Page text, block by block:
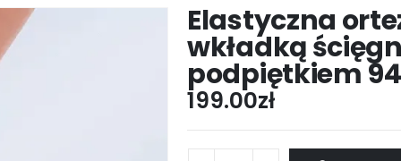
Elastyczna
wkładką
podpiętkiem
199.00zł